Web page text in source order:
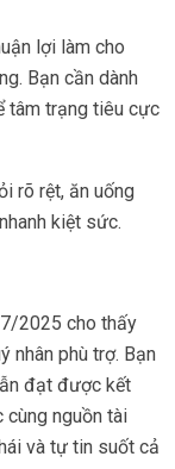
lợi làm cho
Bạn cần dành
tâm trạng tiêu cực
rõ rệt, ăn uống
kiệt sức.
2025 cho thấy
nhân phù trợ. Bạn
đạt được kết
cùng nguồn tài
và tự tin suốt cả